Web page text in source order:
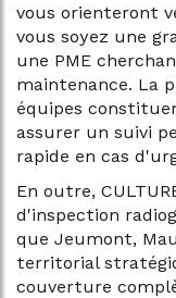
vous orienteront
vous soyez une
une PME
maintenance. La
équipes
assurer un suivi
rapide en cas
En outre,
d'inspection
que Jeumont,
territorial
couverture